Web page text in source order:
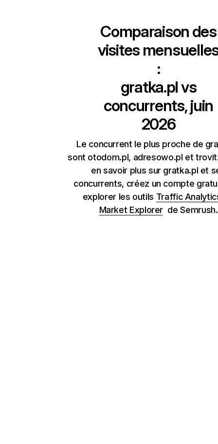
Comparaison des
visites
:
gratka.plvs
concurrents, juin
2026
Le concurrent le plus proche de
sont otodom.pl, adresowo.pl et
en savoir plus sur gratka.pl et
concurrents, créez un compte
explorer les outils Traffic
Market Explorer de Semrush.